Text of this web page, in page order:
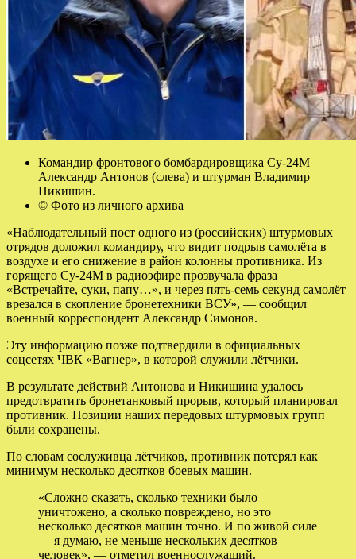
Командир фронтового бомбардировщика Су-24М
Александр Антонов (слева) и штурман Владимир
Никишин.
© Фото из личного архива
«Наблюдательный пост одного из (российских) штурмовых
отрядов доложил командиру, что видит подрыв самолёта в
воздухе и его снижение в район колонны противника. Из
горящего Су-24М в радиоэфире прозвучала фраза
«Встречайте, суки, папу…», и через пять-семь секунд самолёт
врезался в скопление бронетехники ВСУ», — сообщил
военный корреспондент Александр Симонов.
Эту информацию позже подтвердили в официальных
соцсетях ЧВК «Вагнер», в которой служили лётчики.
В результате действий Антонова и Никишина удалось
предотвратить бронетанковый прорыв, который планировал
противник. Позиции наших передовых штурмовых групп
были сохранены.
По словам сослуживца лётчиков, противник потерял как
минимум несколько десятков боевых машин.
«Сложно сказать, сколько техники было
уничтожено, а сколько повреждено, но это
несколько десятков машин точно. И по живой силе
— я думаю, не меньше нескольких десятков
человек», — отметил военнослужащий.